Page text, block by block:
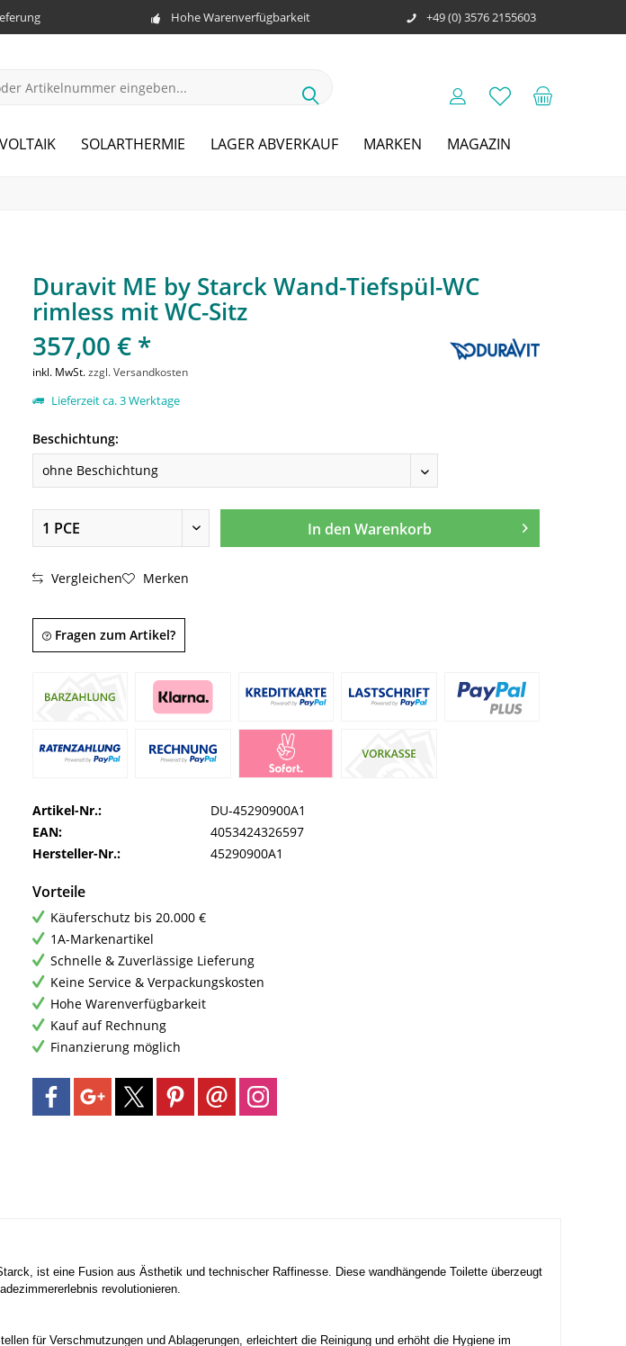
Hohe Warenverfügbarkeit +49 (0) 3576 2155603
SOLARTHERMIE LAGER ABVERKAUF MARKEN MAGAZIN
Duravit ME by Starck Wand-Tiefspül-WC
rimless mit WC-Sitz
357,00 € *
inkl. MwSt.zzgl. Versandkosten
Lieferzeit ca. 3 Werktage
Beschichtung:
In den Warenkorb
Vergleichen Merken
Fragen zum Artikel?
Artikel-Nr.:
DU-45290900A1
EAN:
4053424326597
Hersteller-Nr.:
45290900A1
Vorteile
Käuferschutz bis 20.000 €
1A-Markenartikel
Schnelle & Zuverlässige Lieferung
Keine Service & Verpackungskosten
Hohe Warenverfügbarkeit
Kauf auf Rechnung
Finanzierung möglich
ist eine Fusion aus Ästhetik und technischer Raffinesse. Diese wandhängende Toilette überzeugt
revolutionieren.
für Verschmutzungen und Ablagerungen, erleichtert die Reinigung und erhöht die Hygiene im